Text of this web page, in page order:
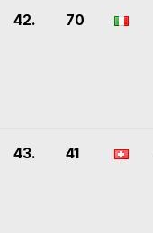
42. 70
43. 41